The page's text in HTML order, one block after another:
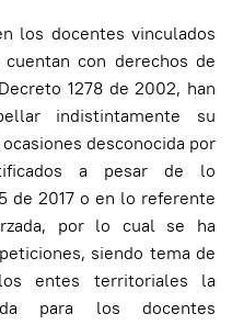
los docentes vinculados
con derechos de
1278 de 2002, han
indistintamente su
desconocida por
a pesar de lo
de 2017 o en lo referente
por lo cual se ha
siendo tema de
entes territoriales la
para los docentes